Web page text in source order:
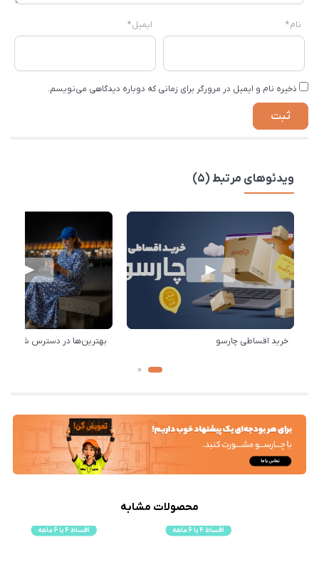
نام* ایمیل*
ذخیره نام و ایمیل در مرورگر برای زمانی که دوباره دیدگاهی می‌نویسم.
ویدئوهای مرتبط (5)
خرید اقساطی چارسو بهترین‌ها در دسترس
محصولات مشابه